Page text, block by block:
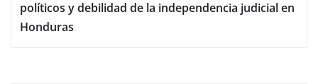
políticos y debilidad de la independencia judicial en
Honduras